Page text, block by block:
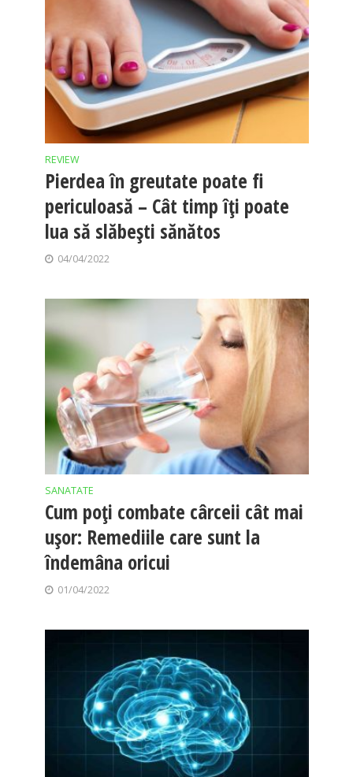
REVIEW
Pierdea în greutate poate fi
periculoasă – Cât timp îți poate
lua să slăbești sănătos
04/04/2022
SANATATE
Cum poți combate cârceii cât mai
ușor: Remediile care sunt la
îndemâna oricui
01/04/2022